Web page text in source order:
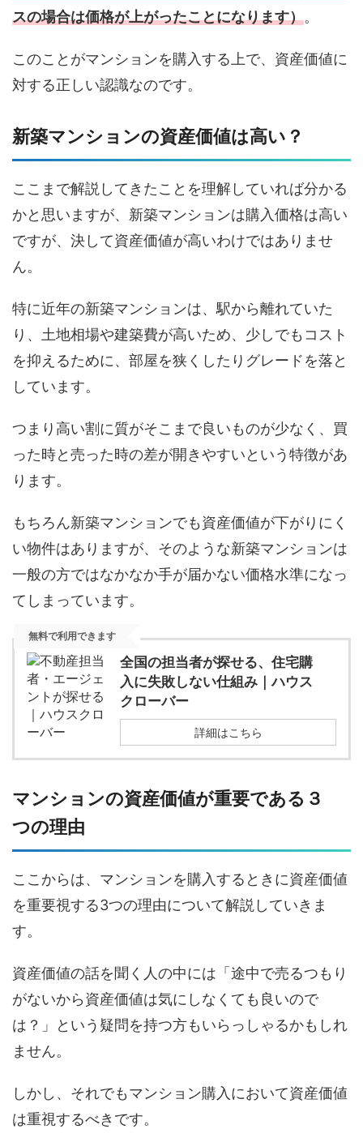
スの場合は価格が上がったことになります）。
このことがマンションを購入する上で、資産価値に
対する正しい認識なのです。
新築マンションの資産価値は高い？
ここまで解説してきたことを理解していれば分かる
かと思いますが、新築マンションは購入価格は高い
ですが、決して資産価値が高いわけではありませ
ん。
特に近年の新築マンションは、駅から離れていた
り、土地相場や建築費が高いため、少しでもコスト
を抑えるために、部屋を狭くしたりグレードを落と
しています。
つまり高い割に質がそこまで良いものが少なく、買
った時と売った時の差が開きやすいという特徴があ
ります。
もちろん新築マンションでも資産価値が下がりにく
い物件はありますが、そのような新築マンションは
一般の方ではなかなか手が届かない価格水準になっ
てしまっています。
無料で利用できます
全国の担当者が探せる、住宅購
入に失敗しない仕組み｜ハウス
クローバー
詳細はこちら
マンションの資産価値が重要である３
つの理由
ここからは、マンションを購入するときに資産価値
を重要視する3つの理由について解説していきま
す。
資産価値の話を聞く人の中には「途中で売るつもり
がないから資産価値は気にしなくても良いので
は？」という疑問を持つ方もいらっしゃるかもしれ
ません。
しかし、それでもマンション購入において資産価値
は重視するべきです。